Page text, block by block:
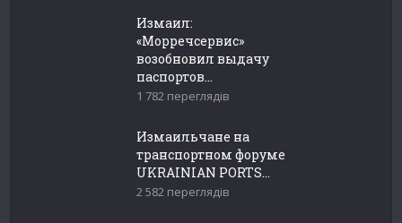
Измаил:
«Морречсервис»
возобновил выдачу
паспортов...
1 782 переглядів
Измаильчане на
транспортном форуме
UKRAINIAN PORTS...
2 582 переглядів